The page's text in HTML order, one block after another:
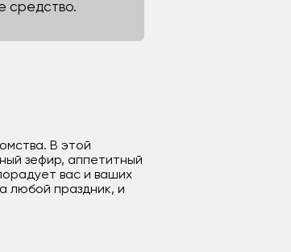
средство.
В этой
зефир, аппетитный
вас и ваших
любой праздник, и